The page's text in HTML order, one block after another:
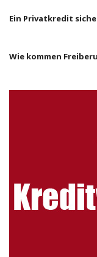
Ein Privatkredit
Wie kommen